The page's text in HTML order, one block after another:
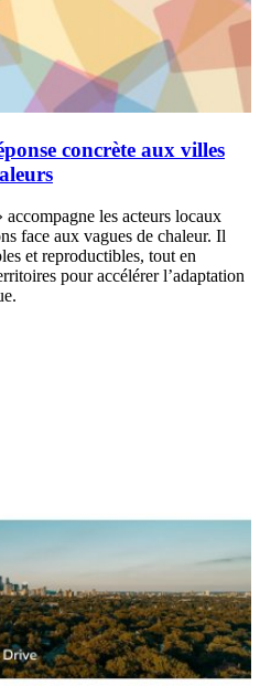
concrète aux villes
les acteurs locaux
face aux vagues de chaleur. Il
et reproductibles, tout en
pour accélérer l’adaptation